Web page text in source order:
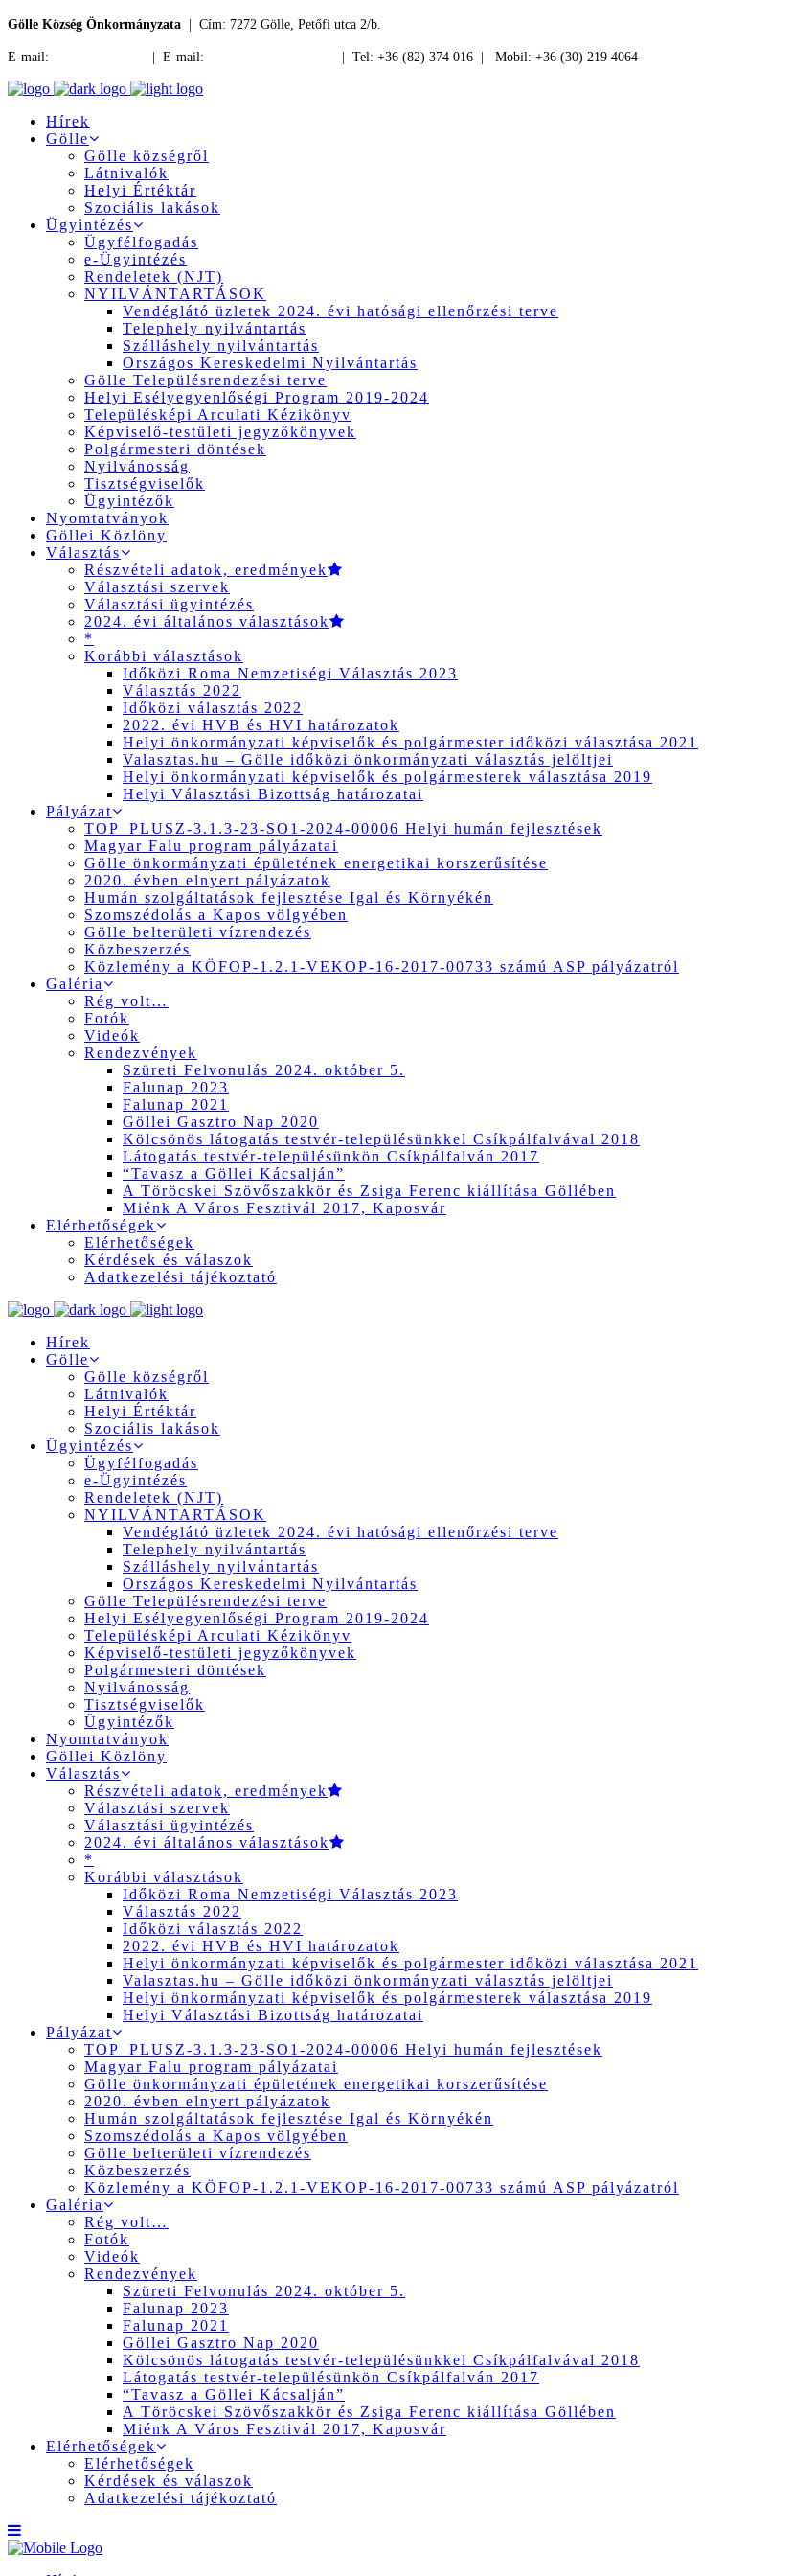
Gölle Község Önkormányzata | Cím: 7272 Gölle, Petőfi utca 2/b.
E-mail: | E-mail: | Tel: +36 (82) 374 016 | Mobil: +36 (30) 219 4064
Hírek
Gölle
Gölle községről
Látnivalók
Helyi Értéktár
Szociális lakások
Ügyintézés
Ügyfélfogadás
e-Ügyintézés
Rendeletek (NJT)
NYILVÁNTARTÁSOK
Vendéglátó üzletek 2024. évi hatósági ellenőrzési terve
Telephely nyilvántartás
Szálláshely nyilvántartás
Országos Kereskedelmi Nyilvántartás
Gölle Településrendezési terve
Helyi Esélyegyenlőségi Program 2019-2024
Településképi Arculati Kézikönyv
Képviselő-testületi jegyzőkönyvek
Polgármesteri döntések
Nyilvánosság
Tisztségviselők
Ügyintézők
Nyomtatványok
Göllei Közlöny
Választás
Részvételi adatok, eredmények
Választási szervek
Választási ügyintézés
2024. évi általános választások
*
Korábbi választások
Időközi Roma Nemzetiségi Választás 2023
Választás 2022
Időközi választás 2022
2022. évi HVB és HVI határozatok
Helyi önkormányzati képviselők és polgármester időközi választása 2021
Valasztas.hu – Gölle időközi önkormányzati választás jelöltjei
Helyi önkormányzati képviselők és polgármesterek választása 2019
Helyi Választási Bizottság határozatai
Pályázat
TOP_PLUSZ-3.1.3-23-SO1-2024-00006 Helyi humán fejlesztések
Magyar Falu program pályázatai
Gölle önkormányzati épületének energetikai korszerűsítése
2020. évben elnyert pályázatok
Humán szolgáltatások fejlesztése Igal és Környékén
Szomszédolás a Kapos völgyében
Gölle belterületi vízrendezés
Közbeszerzés
Közlemény a KÖFOP-1.2.1-VEKOP-16-2017-00733 számú ASP pályázatról
Galéria
Rég volt…
Fotók
Videók
Rendezvények
Szüreti Felvonulás 2024. október 5.
Falunap 2023
Falunap 2021
Göllei Gasztro Nap 2020
Kölcsönös látogatás testvér-településünkkel Csíkpálfalvával 2018
Látogatás testvér-településünkön Csíkpálfalván 2017
“Tavasz a Göllei Kácsalján”
A Töröcskei Szövőszakkör és Zsiga Ferenc kiállítása Göllében
Miénk A Város Fesztivál 2017, Kaposvár
Elérhetőségek
Elérhetőségek
Kérdések és válaszok
Adatkezelési tájékoztató
Hírek
Gölle
Gölle községről
Látnivalók
Helyi Értéktár
Szociális lakások
Ügyintézés
Ügyfélfogadás
e-Ügyintézés
Rendeletek (NJT)
NYILVÁNTARTÁSOK
Vendéglátó üzletek 2024. évi hatósági ellenőrzési terve
Telephely nyilvántartás
Szálláshely nyilvántartás
Országos Kereskedelmi Nyilvántartás
Gölle Településrendezési terve
Helyi Esélyegyenlőségi Program 2019-2024
Településképi Arculati Kézikönyv
Képviselő-testületi jegyzőkönyvek
Polgármesteri döntések
Nyilvánosság
Tisztségviselők
Ügyintézők
Nyomtatványok
Göllei Közlöny
Választás
Részvételi adatok, eredmények
Választási szervek
Választási ügyintézés
2024. évi általános választások
*
Korábbi választások
Időközi Roma Nemzetiségi Választás 2023
Választás 2022
Időközi választás 2022
2022. évi HVB és HVI határozatok
Helyi önkormányzati képviselők és polgármester időközi választása 2021
Valasztas.hu – Gölle időközi önkormányzati választás jelöltjei
Helyi önkormányzati képviselők és polgármesterek választása 2019
Helyi Választási Bizottság határozatai
Pályázat
TOP_PLUSZ-3.1.3-23-SO1-2024-00006 Helyi humán fejlesztések
Magyar Falu program pályázatai
Gölle önkormányzati épületének energetikai korszerűsítése
2020. évben elnyert pályázatok
Humán szolgáltatások fejlesztése Igal és Környékén
Szomszédolás a Kapos völgyében
Gölle belterületi vízrendezés
Közbeszerzés
Közlemény a KÖFOP-1.2.1-VEKOP-16-2017-00733 számú ASP pályázatról
Galéria
Rég volt…
Fotók
Videók
Rendezvények
Szüreti Felvonulás 2024. október 5.
Falunap 2023
Falunap 2021
Göllei Gasztro Nap 2020
Kölcsönös látogatás testvér-településünkkel Csíkpálfalvával 2018
Látogatás testvér-településünkön Csíkpálfalván 2017
“Tavasz a Göllei Kácsalján”
A Töröcskei Szövőszakkör és Zsiga Ferenc kiállítása Göllében
Miénk A Város Fesztivál 2017, Kaposvár
Elérhetőségek
Elérhetőségek
Kérdések és válaszok
Adatkezelési tájékoztató